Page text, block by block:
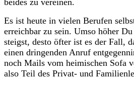
Es ist heute in vielen Berufen
erreichbar zu sein. Umso höher
steigst, desto öfter ist es der Fall,
einen dringenden Anruf
noch Mails vom heimischen Sofa
also Teil des Privat- und